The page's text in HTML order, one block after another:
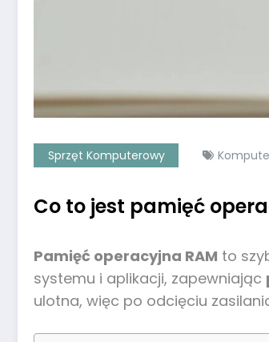
Sprzęt Komputerowy
Co to jest pamięć
Pamięć operacyjna RAM to
systemu i aplikacji, zapewniając
ulotna, więc po odcięciu